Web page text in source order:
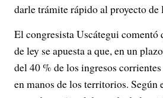
darle trámite rápido al proyecto de
El congresista Uscátegui comentó
de ley se apuesta a que, en un
del 40 % de los ingresos
en manos de los territorios. Según